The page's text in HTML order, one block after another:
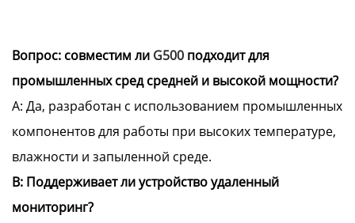
Вопрос: совместим ли G500 подходит для
промышленных сред средней и высокой мощности?
A: Да, разработан с использованием промышленных
компонентов для работы при высоких температуре,
влажности и запыленной среде.
В: Поддерживает ли устройство удаленный
мониторинг?